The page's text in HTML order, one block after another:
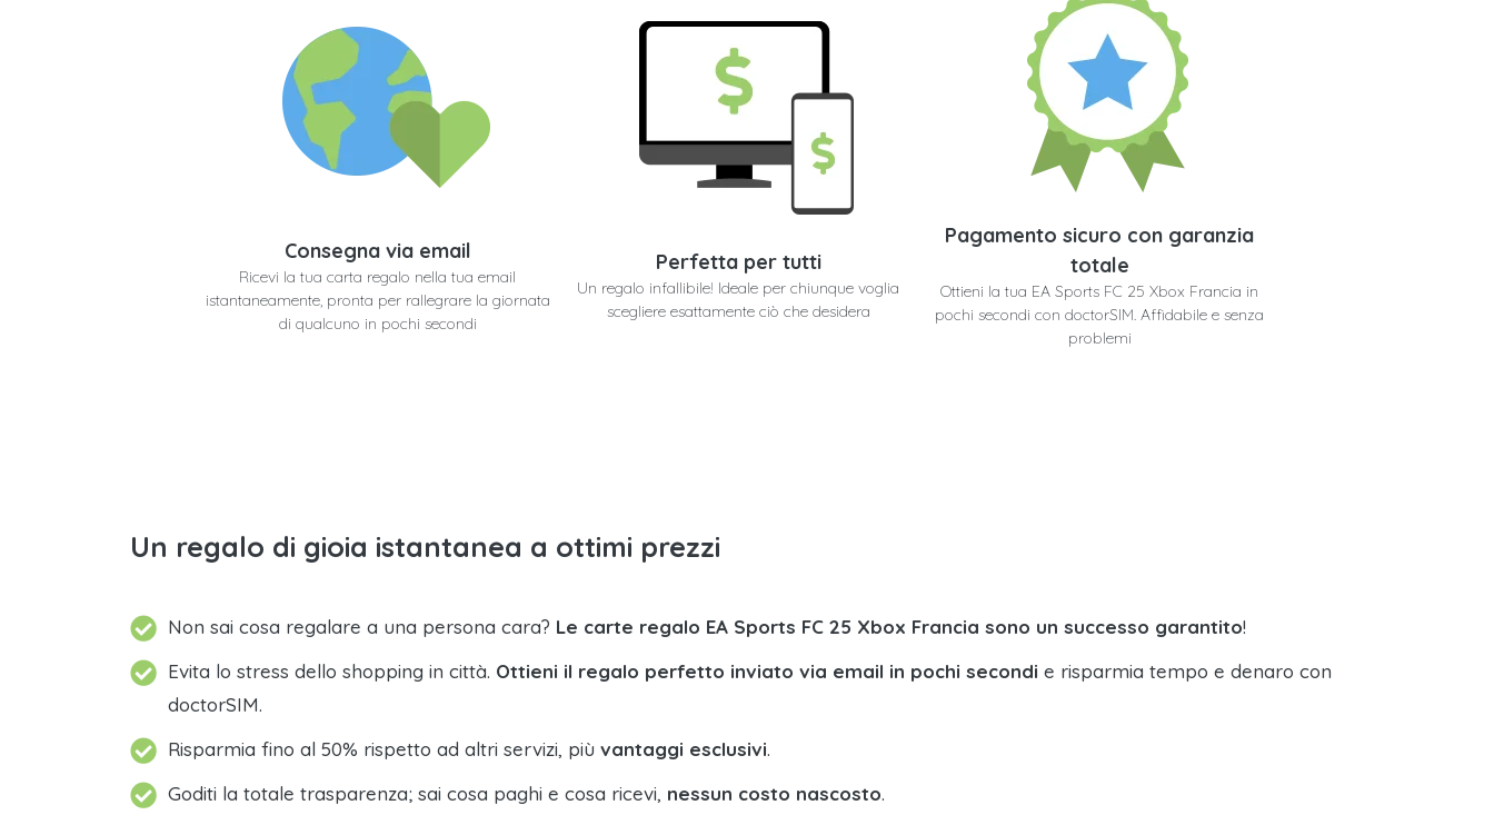
Consegna via email
Ricevi la tua carta regalo nella tua email
istantaneamente, pronta per rallegrare la giornata
di qualcuno in pochi secondi
Perfetta per tutti
Un regalo infallibile! Ideale per chiunque voglia
scegliere esattamente ciò che desidera
Pagamento sicuro con garanzia
totale
Ottieni la tua EA Sports FC 25 Xbox Francia in
pochi secondi con doctorSIM. Affidabile e senza
problemi
Un regalo di gioia istantanea a ottimi prezzi
Non sai cosa regalare a una persona cara? Le carte regalo EA Sports FC 25 Xbox Francia sono un successo garantito!
Evita lo stress dello shopping in città. Ottieni il regalo perfetto inviato via email in pochi secondi e risparmia tempo e denaro con
doctorSIM.
Risparmia fino al 50% rispetto ad altri servizi, più vantaggi esclusivi.
Goditi la totale trasparenza; sai cosa paghi e cosa ricevi, nessun costo nascosto.